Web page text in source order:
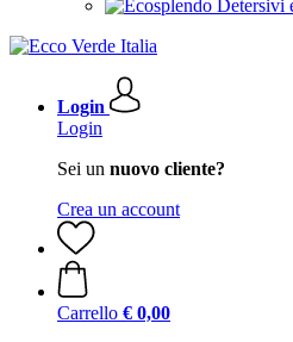
Detersivi
Login
Login
Sei un nuovo cliente?
Crea un account
Carrello € 0,00